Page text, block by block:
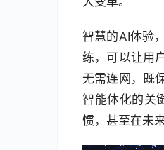
智慧的AI体验
练，可以让用
无需连网，既
智能体化的关
惯，甚至在未